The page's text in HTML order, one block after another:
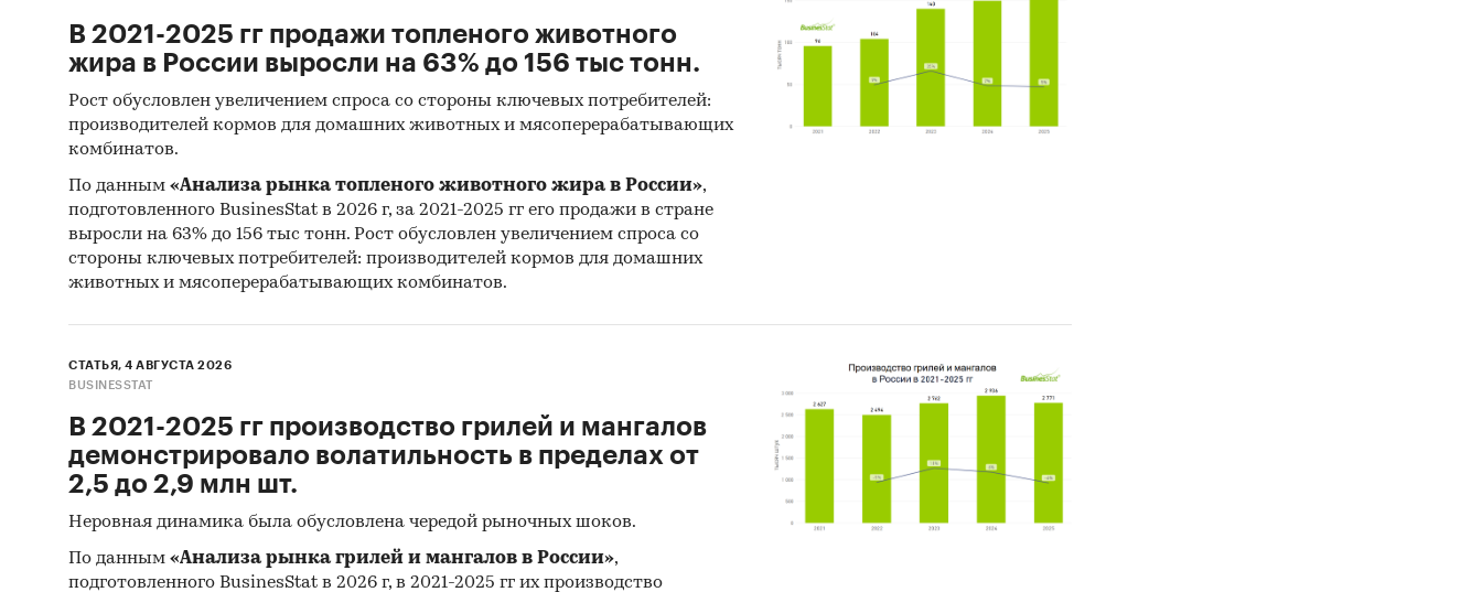
В 2021-2025 гг продажи топленого животного
жира в России выросли на 63% до 156 тыс тонн.
Рост обусловлен увеличением спроса со стороны ключевых потребителей:
производителей кормов для домашних животных и мясоперерабатывающих
комбинатов.
По данным «Анализа рынка топленого животного жира в России»,
подготовленного BusinesStat в 2026 г, за 2021-2025 гг его продажи в стране
выросли на 63% до 156 тыс тонн. Рост обусловлен увеличением спроса со
стороны ключевых потребителей: производителей кормов для домашних
животных и мясоперерабатывающих комбинатов.
СТАТЬЯ, 4 АВГУСТА 2026
BUSINESSTAT
В 2021-2025 гг производство грилей и мангалов
демонстрировало волатильность в пределах от
2,5 до 2,9 млн шт.
Неровная динамика была обусловлена чередой рыночных шоков.
По данным «Анализа рынка грилей и мангалов в России»,
подготовленного BusinesStat в 2026 г, в 2021-2025 гг их производство